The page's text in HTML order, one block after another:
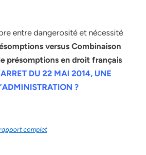
entre dangerosité et nécessité
versus Combinaison
présomptions en droit français
DU 22 MAI 2014, UNE
?
complet